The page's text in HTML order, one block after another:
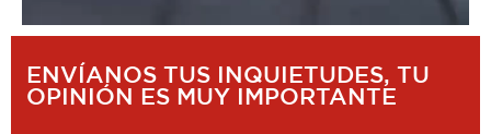
ENVÍANOS TUS INQUIETUDES, TU
OPINIÓN ES MUY IMPORTANTE